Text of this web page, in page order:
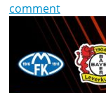
comment